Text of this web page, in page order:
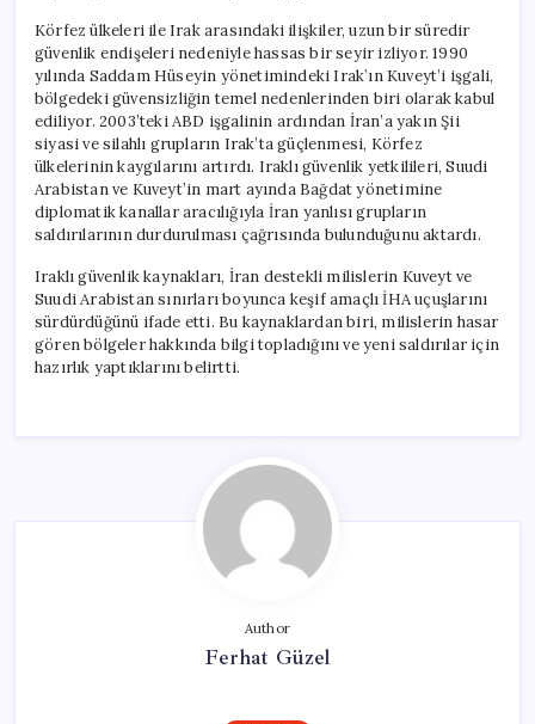
Körfez ülkeleri ile Irak arasındaki ilişkiler, uzun bir süredir
güvenlik endişeleri nedeniyle hassas bir seyir izliyor. 1990
yılında Saddam Hüseyin yönetimindeki Irak’ın Kuveyt’i işgali,
bölgedeki güvensizliğin temel nedenlerinden biri olarak kabul
ediliyor. 2003’teki ABD işgalinin ardından İran’a yakın Şii
siyasi ve silahlı grupların Irak’ta güçlenmesi, Körfez
ülkelerinin kaygılarını artırdı. Iraklı güvenlik yetkilileri, Suudi
Arabistan ve Kuveyt’in mart ayında Bağdat yönetimine
diplomatik kanallar aracılığıyla İran yanlısı grupların
saldırılarının durdurulması çağrısında bulunduğunu aktardı.
Iraklı güvenlik kaynakları, İran destekli milislerin Kuveyt ve
Suudi Arabistan sınırları boyunca keşif amaçlı İHA uçuşlarını
sürdürdüğünü ifade etti. Bu kaynaklardan biri, milislerin hasar
gören bölgeler hakkında bilgi topladığını ve yeni saldırılar için
hazırlık yaptıklarını belirtti.
Author
Ferhat Güzel